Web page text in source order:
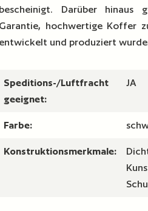
bescheinigt. Darüber hinaus
Garantie, hochwertige Koffer
entwickelt und produziert
Speditions-/Luftfracht
geeignet:
JA
Farbe:
Konstruktionsmerkmale: